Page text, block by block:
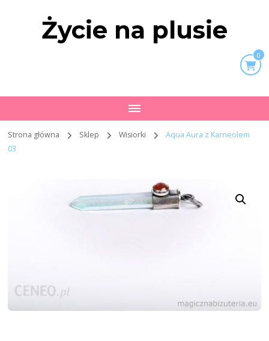
Życie na plusie
0
Strona główna Sklep Wisiorki
Aqua Aura z Karneolem
03